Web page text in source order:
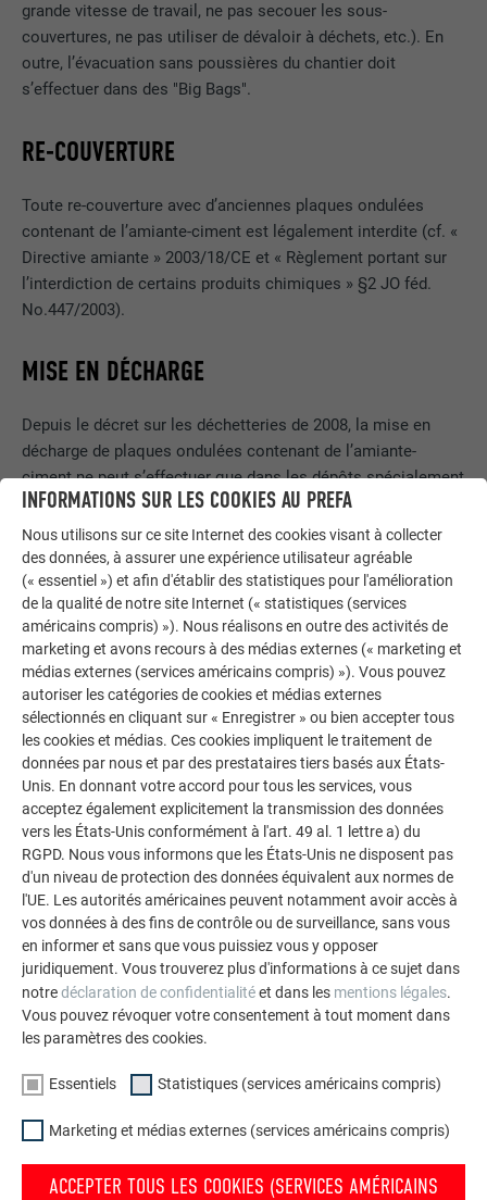
grande vitesse de travail, ne pas secouer les sous-
couvertures, ne pas utiliser de dévaloir à déchets, etc.). En
outre, l’évacuation sans poussières du chantier doit
s’effectuer dans des "Big Bags".
RE-COUVERTURE
Toute re-couverture avec d’anciennes plaques ondulées
contenant de l’amiante-ciment est légalement interdite (cf. «
Directive amiante » 2003/18/CE et « Règlement portant sur
l’interdiction de certains produits chimiques » §2 JO féd.
No.447/2003).
MISE EN DÉCHARGE
Depuis le décret sur les déchetteries de 2008, la mise en
décharge de plaques ondulées contenant de l’amiante-
ciment ne peut s’effectuer que dans les dépôts spécialement
aménagés pour les résidus d’amiante. Lors de la livraison,
les déchets doivent être identifiés comme contenant de
l’amiante et le responsable de la déchetterie doit prendre des
mesures spécifiques pour l’élimination de ces déchets. En
principe, le stockage doit s’effectuer sans poussières.
DE LA COUVERTURE EN PLAQUES ONDULÉES
(PARTIE 2)
PDF Guide concernant la conduite à tenir en présence d’amiante-ciment
182 kb
INFORMATIONS SUR LES COOKIES AU PREFA
Nous utilisons sur ce site Internet des cookies visant à collecter
des données, à assurer une expérience utilisateur agréable
(« essentiel ») et afin d'établir des statistiques pour l'amélioration
de la qualité de notre site Internet (« statistiques (services
américains compris) »). Nous réalisons en outre des activités de
marketing et avons recours à des médias externes (« marketing et
médias externes (services américains compris) »). Vous pouvez
autoriser les catégories de cookies et médias externes
sélectionnés en cliquant sur « Enregistrer » ou bien accepter tous
les cookies et médias. Ces cookies impliquent le traitement de
données par nous et par des prestataires tiers basés aux États-
Unis. En donnant votre accord pour tous les services, vous
acceptez également explicitement la transmission des données
vers les États-Unis conformément à l'art. 49 al. 1 lettre a) du
RGPD. Nous vous informons que les États-Unis ne disposent pas
d'un niveau de protection des données équivalent aux normes de
l'UE. Les autorités américaines peuvent notamment avoir accès à
vos données à des fins de contrôle ou de surveillance, sans vous
en informer et sans que vous puissiez vous y opposer
juridiquement. Vous trouverez plus d'informations à ce sujet dans
notredéclaration de confidentialitéet dans les mentions légales.
Vous pouvez révoquer votre consentement à tout moment dans
les paramètres des cookies.
Essentiels Statistiques (services américains compris)
Marketing et médias externes (services américains compris)
ACCEPTER TOUS LES COOKIES (SERVICES AMÉRICAINS